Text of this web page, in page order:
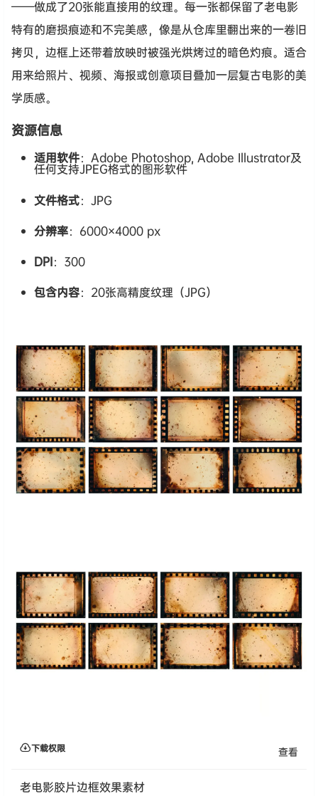
——做成了20张能直接用的纹理。每一张都保留了老电影
特有的磨损痕迹和不完美感，像是从仓库里翻出来的一卷旧
拷贝，边框上还带着放映时被强光烘烤过的暗色灼痕。适合
用来给照片、视频、海报或创意项目叠加一层复古电影的美
学质感。
资源信息
适用软件：Adobe Photoshop, Adobe Illustrator及
任何支持JPEG格式的图形软件
文件格式：JPG
分辨率：6000×4000 px
DPI：300
包含内容：20张高精度纹理（JPG）
下载权限 查看
老电影胶片边框效果素材